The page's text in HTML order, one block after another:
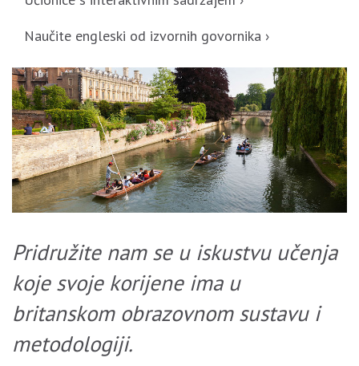
Naučite engleski od izvornih govornika ›
Pridružite nam se u iskustvu učenja
koje svoje korijene ima u
britanskom obrazovnom sustavu i
metodologiji.